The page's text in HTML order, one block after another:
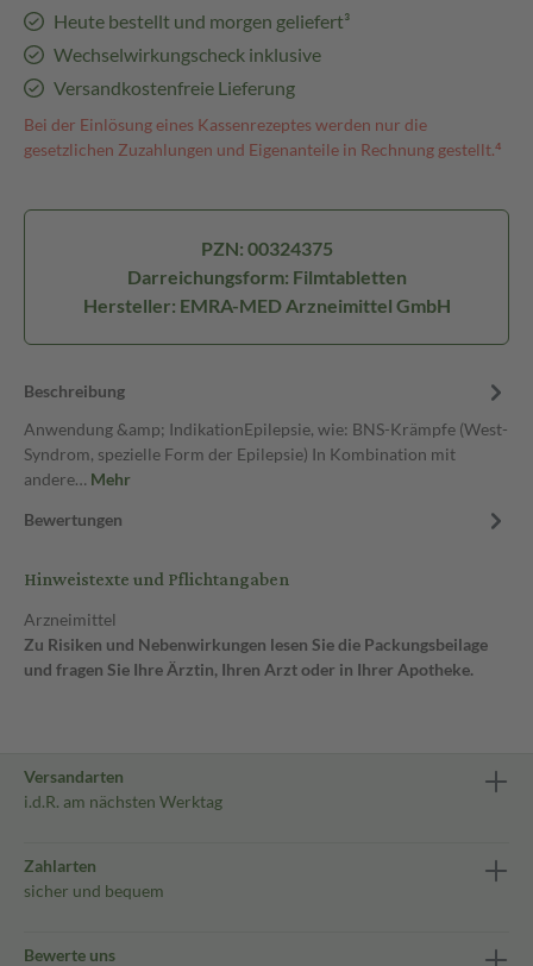
Heute bestellt und morgen geliefert³
Wechselwirkungscheck inklusive
Versandkostenfreie Lieferung
Bei der Einlösung eines Kassenrezeptes werden nur die
gesetzlichen Zuzahlungen und Eigenanteile in Rechnung gestellt.⁴
PZN: 00324375
Darreichungsform: Filmtabletten
Hersteller: EMRA-MED Arzneimittel GmbH
Beschreibung
Anwendung &amp; IndikationEpilepsie, wie: BNS-Krämpfe (West-
Syndrom, spezielle Form der Epilepsie) In Kombination mit
andere… Mehr
Bewertungen
Hinweistexte und Pflichtangaben
Arzneimittel
Zu Risiken und Nebenwirkungen lesen Sie die Packungsbeilage
und fragen Sie Ihre Ärztin, Ihren Arzt oder in Ihrer Apotheke.
Versandarten
i.d.R. am nächsten Werktag
Zahlarten
sicher und bequem
Bewerte uns